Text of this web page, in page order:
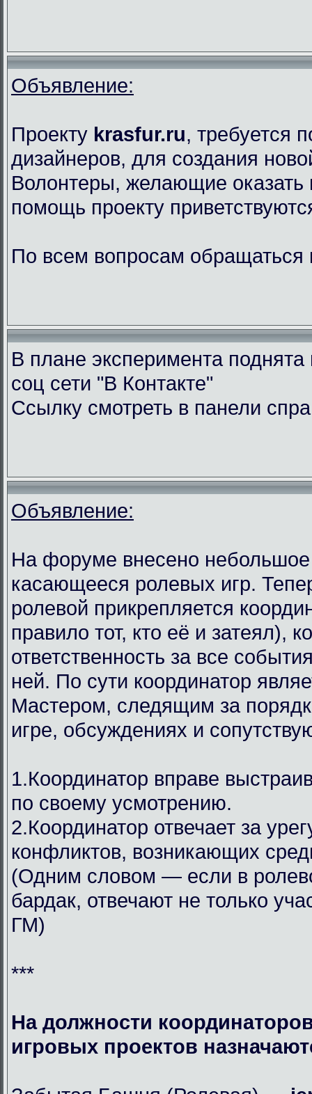
Объявление:
Проекту krasfur.ru, требуется
дизайнеров, для создания
Волонтеры, желающие оказать
помощь проекту
По всем вопросам обращаться
В плане эксперимента поднята
соц сети "В Контакте"
Ссылку смотреть в панели
Объявление:
На форуме внесено
касающееся ролевых игр.
ролевой прикрепляется
правило тот, кто её и затеял),
ответственность за все
ней. По сути координатор
Мастером, следящим за
игре, обсуждениях и
1.Координатор вправе
по своему усмотрению.
2.Координатор отвечает за
конфликтов, возникающих
(Одним словом — если в
бардак, отвечают не только
ГМ)
***
На должности
игровых проектов